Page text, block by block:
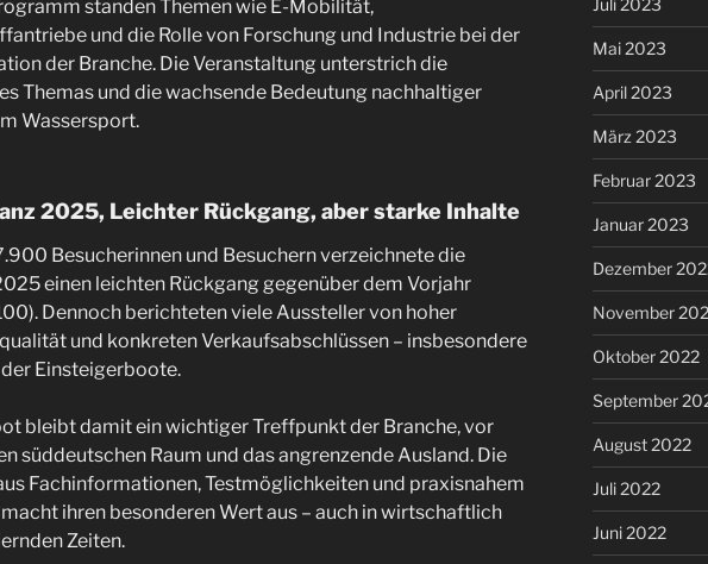
standen Themen wie E-Mobilität,
und die Rolle von Forschung und Industrie bei der
der Branche. Die Veranstaltung unterstrich die
Themas und die wachsende Bedeutung nachhaltiger
Wassersport.
2025, Leichter Rückgang, aber starke Inhalte
Besucherinnen und Besuchern verzeichnete die
einen leichten Rückgang gegenüber dem Vorjahr
Dennoch berichteten viele Aussteller von hoher
und konkreten Verkaufsabschlüssen – insbesondere
Einsteigerboote.
bleibt damit ein wichtiger Treffpunkt der Branche, vor
süddeutschen Raum und das angrenzende Ausland. Die
Fachinformationen, Testmöglichkeiten und praxisnahem
ihren besonderen Wert aus – auch in wirtschaftlich
Zeiten.
Mai 2023
April 2023
März 2023
Februar 2023
Januar 2023
Dezember
November
Oktober 2022
September
August 2022
Juli 2022
Juni 2022